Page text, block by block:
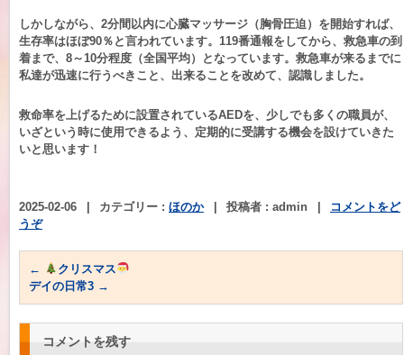
しかしながら、2分間以内に心臓マッサージ（胸骨圧迫）を開始すれば、
生存率はほぼ90％と言われています。119番通報をしてから、救急車の到
着まで、8～10分程度（全国平均）となっています。救急車が来るまでに
私達が迅速に行うべきこと、出来ることを改めて、認識しました。
救命率を上げるために設置されているAEDを、少しでも多くの職員が、
いざという時に使用できるよう、定期的に受講する機会を設けていきた
いと思います！
2025-02-06 カテゴリー : ほのか 投稿者 : admin
コメントをど
うぞ
←
クリスマス
デイの日常3 →
コメントを残す